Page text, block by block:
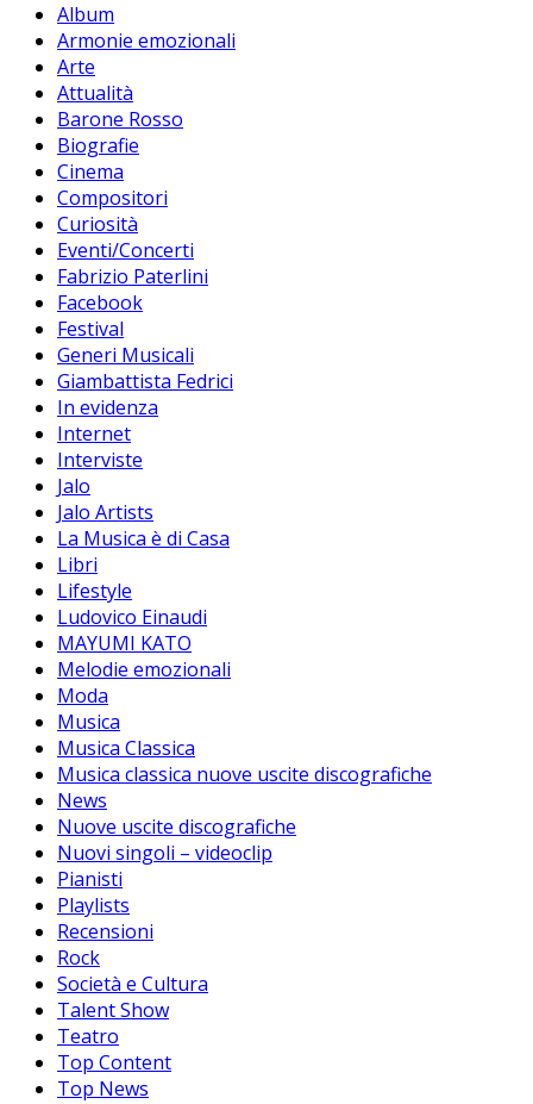
Album
Armonie emozionali
Arte
Attualità
Barone Rosso
Biografie
Cinema
Compositori
Curiosità
Eventi/Concerti
Fabrizio Paterlini
Facebook
Festival
Generi Musicali
Giambattista Fedrici
In evidenza
Internet
Interviste
Jalo
Jalo Artists
La Musica è di Casa
Libri
Lifestyle
Ludovico Einaudi
MAYUMI KATO
Melodie emozionali
Moda
Musica
Musica Classica
Musica classica nuove uscite discografiche
News
Nuove uscite discografiche
Nuovi singoli – videoclip
Pianisti
Playlists
Recensioni
Rock
Società e Cultura
Talent Show
Teatro
Top Content
Top News